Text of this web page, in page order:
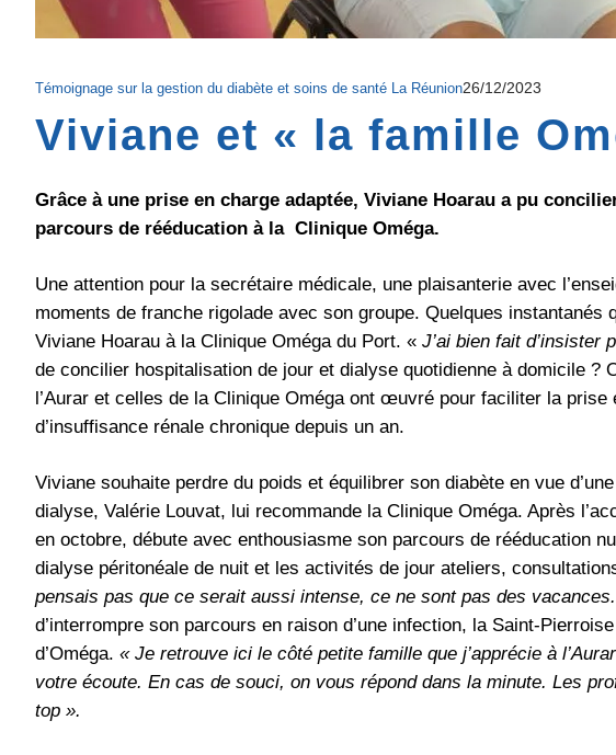
Témoignage sur la gestion du diabète et soins de santé La Réunion26/12/2023
Viviane et « la famille
Grâce à une prise en charge adaptée, Viviane Hoarau a pu
parcours de rééducation à la Clinique Oméga.
Une attention pour la secrétaire médicale, une plaisanterie avec
moments de franche rigolade avec son groupe. Quelques instantanés
Viviane Hoarau à la Clinique Oméga du Port. « J’ai bien fait d’insister
de concilier hospitalisation de jour et dialyse quotidienne à domicile ?
l’Aurar et celles de la Clinique Oméga ont œuvré pour faciliter la prise
d’insuffisance rénale chronique depuis un an.
Viviane souhaite perdre du poids et équilibrer son diabète en vue
dialyse, Valérie Louvat, lui recommande la Clinique Oméga. Après
en octobre, débute avec enthousiasme son parcours de rééducation
dialyse péritonéale de nuit et les activités de jour ateliers,
pensais pas que ce serait aussi intense, ce ne sont pas des
d’interrompre son parcours en raison d’une infection, la Saint-
d’Oméga. « Je retrouve ici le côté petite famille que j’apprécie à
votre écoute. En cas de souci, on vous répond dans la minute. Les
top ».